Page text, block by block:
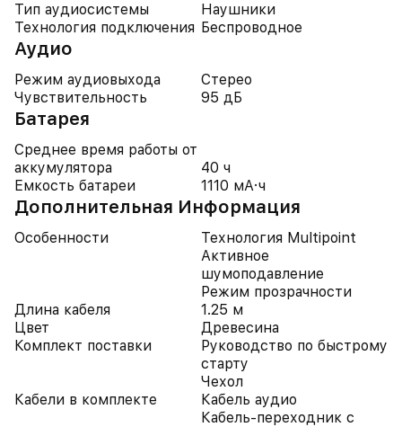
Тип аудиосистемы
Наушники
Технология подключения Беспроводное
Аудио
Режим аудиовыхода
Стерео
Чувствительность
95 дБ
Батарея
Среднее время работы от
аккумулятора
40 ч
Емкость батареи
1110 мА·ч
Дополнительная Информация
Особенности
Технология Multipoint
Активное
шумоподавление
Режим прозрачности
Длина кабеля
1.25 м
Цвет
Древесина
Комплект поставки
Руководство по быстрому
старту
Чехол
Кабели в комплекте
Кабель аудио
Кабель-переходник с